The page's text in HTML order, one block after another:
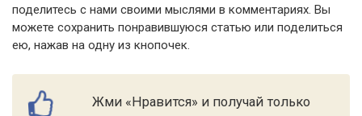
поделитесь с нами своими мыслями в комментариях. Вы
можете сохранить понравившуюся статью или поделиться
ею, нажав на одну из кнопочек.
Жми «Нравится» и получай только